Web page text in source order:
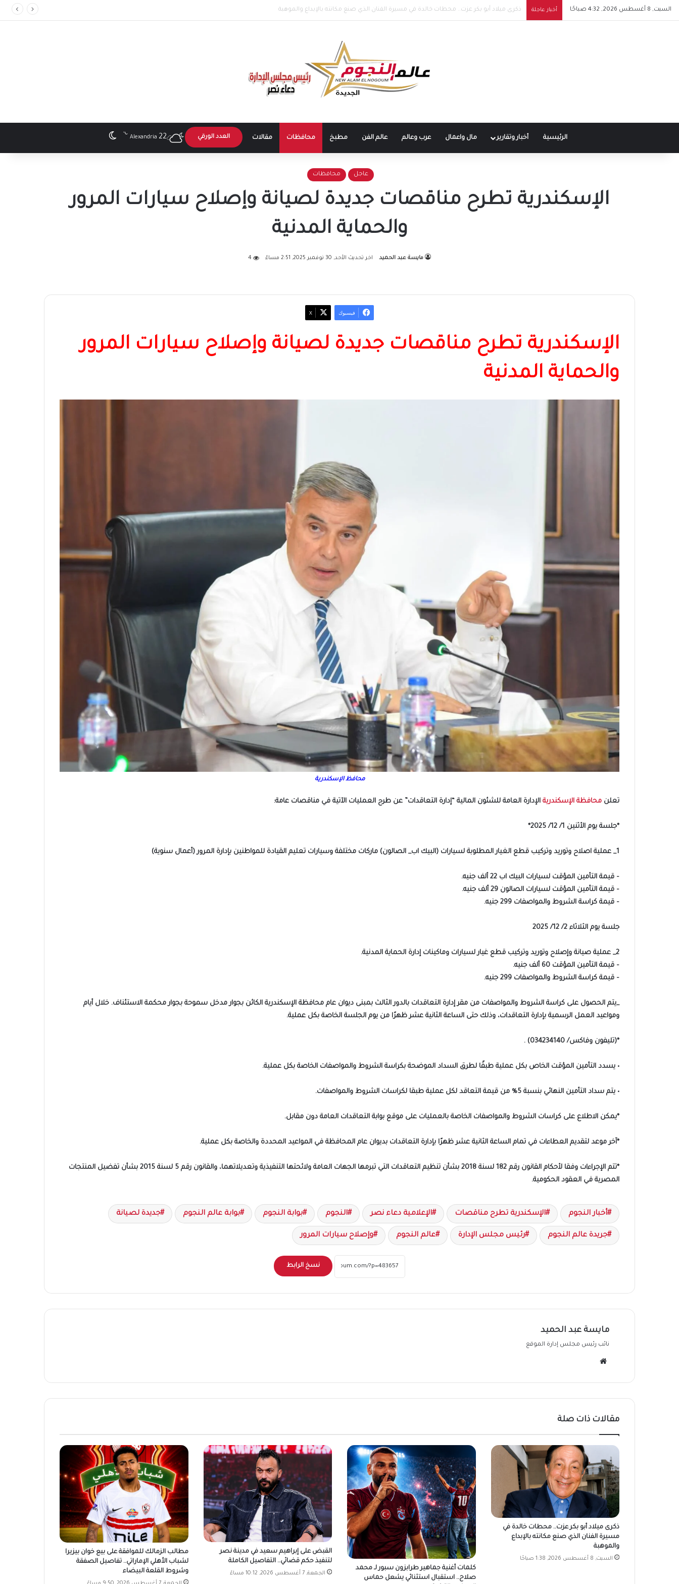
السبت, 8 أغسطس 2026, 4:32 صباحًا أخبار عاجلة شيرين تشعل حماس جمهورها في الساحل الشمالي.. وهتافات “صوت مصر” تقابلها برد مؤثر: “كلنا صوت مصر”
الرئيسية أخبار وتقارير مال واعمال عرب وعالم عالم الفن مطبخ محافظات مقالات العدد الورقي Alexandria 22
℃ الوضع المظلم
عاجل محافظات
الإسكندرية تطرح مناقصات جديدة لصيانة وإصلاح سيارات المرور
والحماية المدنية
مايسة عبد الحميد اخر تحديث الأحد, 30 نوفمبر 2025, 2:51 مساءً 4
فيسبوك ‫X
الإسكندرية تطرح مناقصات جديدة لصيانة وإصلاح سيارات المرور
والحماية المدنية
محافظ الإسكندرية
تعلن محافظة الإسكندرية الإدارة العامة للشئون المالية “إدارة التعاقدات” عن طرح العمليات الآتية في مناقصات عامة:
*جلسة يوم الأثنين 1/ 12/ 2025*
1_ عملية اصلاح وتوريد وتركيب قطع الغيار المطلوبة لسيارات (البيك اب_ الصالون) ماركات مختلفة وسيارات تعليم القيادة للمواطنين بإدارة المرور (أعمال سنوية)
– قيمة التأمين المؤقت لسيارات البيك اب 22 ألف جنيه.
– قيمة التأمين المؤقت لسيارات الصالون 29 ألف جنيه.
– قيمة كراسة الشروط والمواصفات 299 جنيه.
جلسة يوم الثلاثاء 2/ 12/ 2025
2_ عملية صيانة وإصلاح وتوريد وتركيب قطع غيار لسيارات وماكينات إدارة الحماية المدنية.
– قيمة التأمين المؤقت 60 ألف جنيه.
– قيمة كراسة الشروط والمواصفات 299 جنيه.
_يتم الحصول على كراسة الشروط والمواصفات من مقر إدارة التعاقدات بالدور الثالث بمبنى ديوان عام محافظة الإسكندرية الكائن بجوار مدخل سموحة بجوار محكمة الاستئناف. خلال أيام
ومواعيد العمل الرسمية بإدارة التعاقدات، وذلك حتى الساعة الثانية عشر ظهرًا من يوم الجلسة الخاصة بكل عملية.
*(تليفون وفاكس/ 034234140) .
• يسدد التأمين المؤقت الخاص بكل عملية طبقًا لطرق السداد الموضحة بكراسة الشروط والمواصفات الخاصة بكل عملية.
• يتم سداد التأمين النهائي بنسبة 5% من قيمة التعاقد لكل عملية طبقا لكراسات الشروط والمواصفات.
*يمكن الاطلاع على كراسات الشروط والمواصفات الخاصة بالعمليات على موقع بوابة التعاقدات العامة دون مقابل.
*آخر موعد لتقديم العطاءات في تمام الساعة الثانية عشر ظهرًا بإدارة التعاقدات بديوان عام المحافظة في المواعيد المحددة والخاصة بكل عملية.
*تتم الإجراءات وفقا لأحكام القانون رقم 182 لسنة 2018 بشأن تنظيم التعاقدات التي تبرمها الجهات العامة ولائحتها التنفيذية وتعديلاتهما، والقانون رقم 5 لسنة 2015 بشأن تفضيل المنتجات
المصرية في العقود الحكومية.
أخبار النجوم الإسكندرية تطرح مناقصات الإعلامية دعاء نصر النجوم بوابة النجوم بوابة عالم النجوم جديدة لصيانة
جريدة عالم النجوم رئيس مجلس الإدارة عالم النجوم وإصلاح سيارات المرور
نسخ الرابط
مايسة عبد الحميد
نائب رئيس مجلس إدارة الموقع
مقالات ذات صلة
ذكرى ميلاد أبو بكر عزت.. محطات خالدة في
مسيرة الفنان الذي صنع مكانته بالإبداع
والموهبة
السبت, 8 أغسطس 2026, 1:38 صباحًا
كلمات أغنية جماهير طرابزون سبور لـ محمد
صلاح.. استقبال استثنائي يشعل حماس
القبض على إبراهيم سعيد في مدينة نصر
لتنفيذ حكم قضائي.. التفاصيل الكاملة
الجمعة, 7 أغسطس 2026, 10:12 مساءً
مطالب الزمالك للموافقة على بيع خوان بيزيرا
لشباب الأهلي الإماراتي.. تفاصيل الصفقة
وشروط القلعة البيضاء